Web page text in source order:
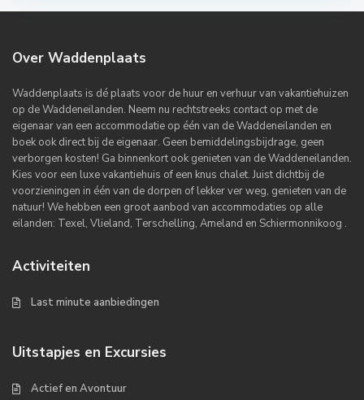
Over Waddenplaats
Waddenplaats is dé plaats voor de huur en verhuur van vakantiehuizen
op de Waddeneilanden. Neem nu rechtstreeks contact op met de
eigenaar van een accommodatie op één van de Waddeneilanden en
boek ook direct bij de eigenaar. Geen bemiddelingsbijdrage, geen
verborgen kosten! Ga binnenkort ook genieten van de Waddeneilanden.
Kies voor een luxe vakantiehuis of een knus chalet. Juist dichtbij de
voorzieningen in één van de dorpen of lekker ver weg, genieten van de
natuur! We hebben een groot aanbod van accommodaties op alle
eilanden: Texel, Vlieland, Terschelling, Ameland en Schiermonnikoog .
Activiteiten
Last minute aanbiedingen
Uitstapjes en Excursies
Actief en Avontuur